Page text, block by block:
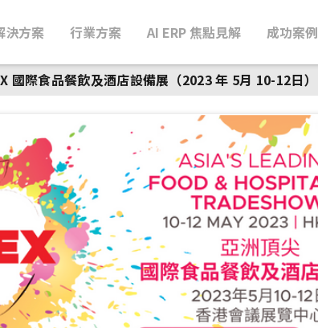
決方案 行業方案 AI ERP 焦點見解 成功案例
國際食品餐飲及酒店設備展（2023 年 5月 10-12日）